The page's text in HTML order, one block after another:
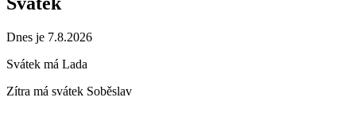
Dnes je 7.8.2026
Svátek má Lada
Zítra má svátek Soběslav